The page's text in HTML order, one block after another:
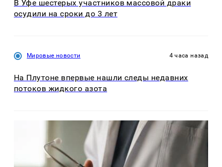
В Уфе шестерых участников массовой драки
осудили на сроки до 3 лет
Мировые новости 4 часа назад
На Плутоне впервые нашли следы недавних
потоков жидкого азота